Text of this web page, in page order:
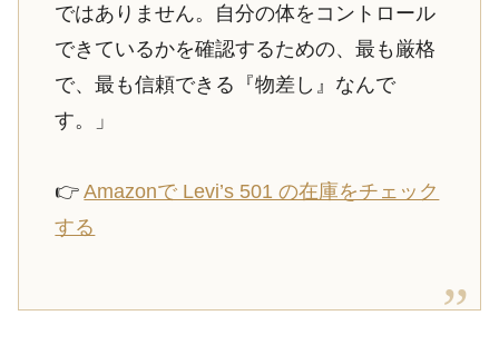
ではありません。自分の体をコントロール
できているかを確認するための、最も厳格
で、最も信頼できる『物差し』なんで
す。」
👉Amazonで Levi’s 501 の在庫をチェック
する